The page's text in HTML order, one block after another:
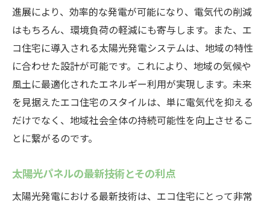
進展により、効率的な発電が可能になり、電気代の削減
はもちろん、環境負荷の軽減にも寄与します。また、エ
コ住宅に導入される太陽光発電システムは、地域の特性
に合わせた設計が可能です。これにより、地域の気候や
風土に最適化されたエネルギー利用が実現します。未来
を見据えたエコ住宅のスタイルは、単に電気代を抑える
だけでなく、地域社会全体の持続可能性を向上させるこ
とに繋がるのです。
太陽光パネルの最新技術とその利点
太陽光発電における最新技術は、エコ住宅にとって非常